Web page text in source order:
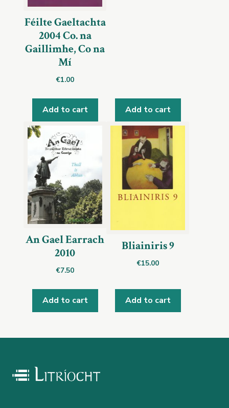
Féilte Gaeltachta
2004 Co. na
Gaillimhe, Co na
Mí
€1.00
Add to cart Add to cart
An Gael Earrach
2010
€7.50
Add to cart
Bliainiris 9
€15.00
Add to cart